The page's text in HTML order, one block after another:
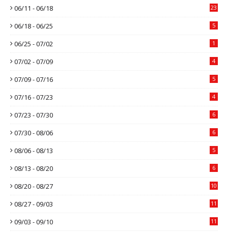
06/11 - 06/18 23
06/18 - 06/25 5
06/25 - 07/02 1
07/02 - 07/09 4
07/09 - 07/16 5
07/16 - 07/23 4
07/23 - 07/30 6
07/30 - 08/06 6
08/06 - 08/13 5
08/13 - 08/20 6
08/20 - 08/27 10
08/27 - 09/03 11
09/03 - 09/10 11